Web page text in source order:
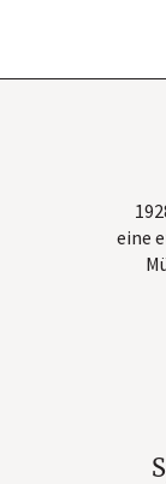
eine